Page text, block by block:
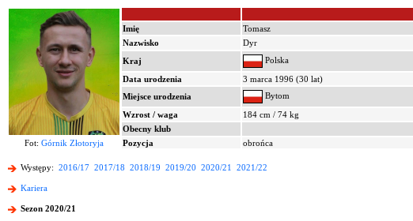
Imię
Tomasz
Nazwisko
Dyr
Kraj
Polska
Data urodzenia
3 marca 1996 (30 lat)
Miejsce urodzenia
Bytom
Wzrost / waga
184 cm / 74 kg
Obecny klub
Fot: Górnik Złotoryja Pozycja obrońca
Występy: 2016/17 2017/18 2018/19 2019/20 2020/21 2021/22
Kariera
Sezon 2020/21